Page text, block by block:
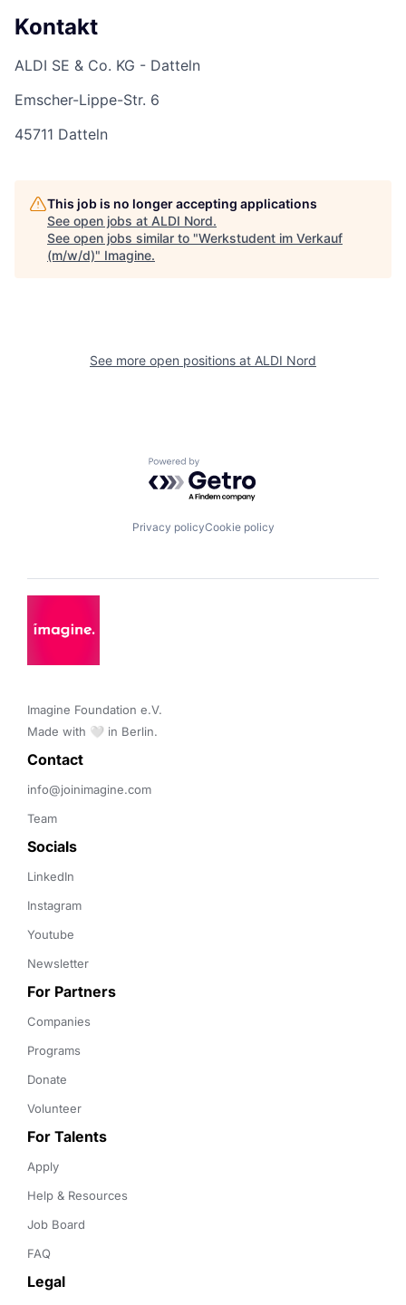
Kontakt
ALDI SE & Co. KG - Datteln
Emscher-Lippe-Str. 6
45711 Datteln
This job is no longer accepting applications
See open jobs at ALDI Nord.
See open jobs similar to "Werkstudent im Verkauf
(m/w/d)" Imagine.
See more open positions at ALDI Nord
Powered by Getro.com
Privacy policyCookie policy
Imagine Foundation e.V.
Made with 🤍 in Berlin.
Contact
info@joinimagine.com
Team
Socials
LinkedIn
Instagram
Youtube
Newsletter
For Partners
Companies
Programs
Donate
Volunteer
For Talents
Apply
Help & Resources
Job Board
FAQ
Legal